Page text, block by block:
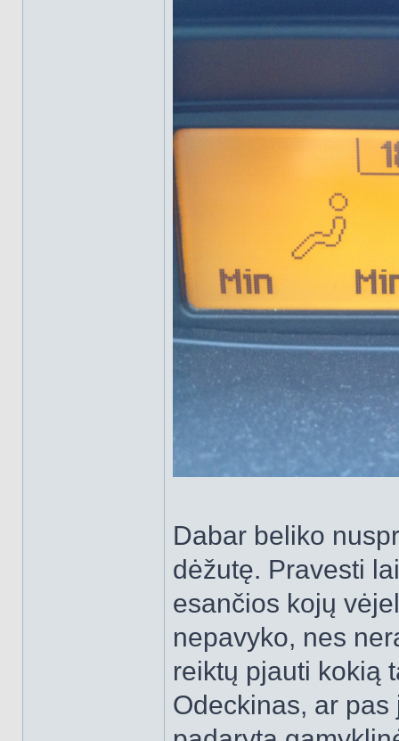
Dabar beliko
dėžutę. Pravesti
esančios kojų
nepavyko, nes
reiktų pjauti kokią
Odeckinas, ar